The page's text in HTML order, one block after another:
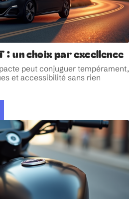
: un choix par excellence
peut conjuguer tempérament,
et accessibilité sans rien